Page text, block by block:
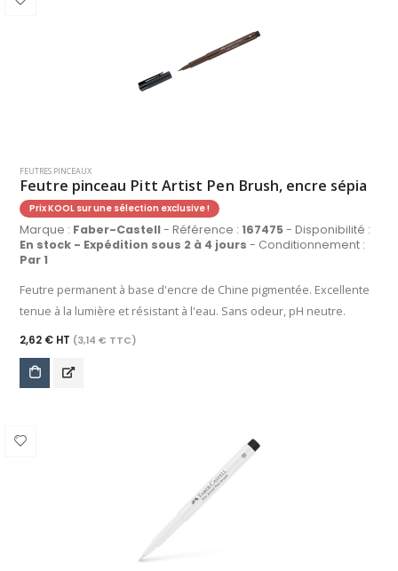
FEUTRES PINCEAUX
Feutre pinceau Pitt Artist Pen Brush, encre sépia
Prix KOOL sur une sélection exclusive !
Marque : Faber-Castell- Référence : 167475 - Disponibilité :
En stock - Expédition sous 2 à 4 jours - Conditionnement :
Par 1
Feutre permanent à base d'encre de Chine pigmentée. Excellente
tenue à la lumière et résistant à l'eau. Sans odeur, pH neutre.
2,62 € HT (3,14 € TTC)